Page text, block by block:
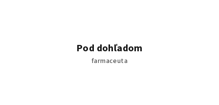
Pod dohľadom
farmaceuta